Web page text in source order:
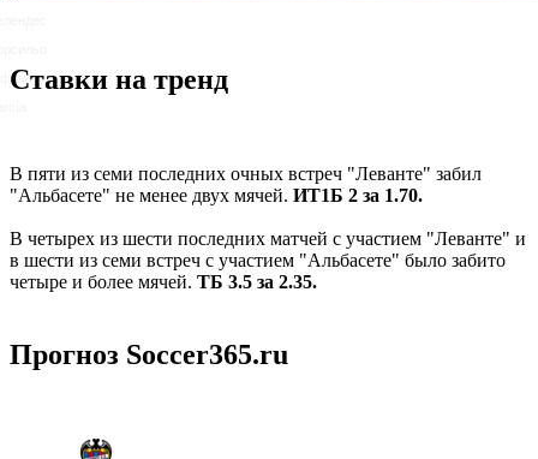
Ставки на тренд
В пяти из семи последних очных встреч "Леванте" забил
"Альбасете" не менее двух мячей. ИТ1Б 2 за 1.70.
В четырех из шести последних матчей с участием "Леванте" и
в шести из семи встреч с участием "Альбасете" было забито
четыре и более мячей. ТБ 3.5 за 2.35.
Прогноз Soccer365.ru